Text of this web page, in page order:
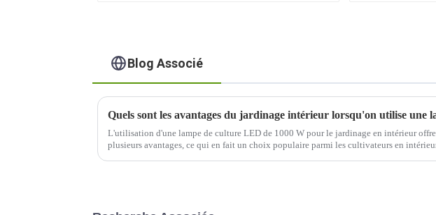
Blog Associé
L'utilisation d'une lampe de culture LED de 1000 W pour le jardinage en intérieur offre
plusieurs avantages, ce qui en fait un choix populaire parmi les cultivateurs en